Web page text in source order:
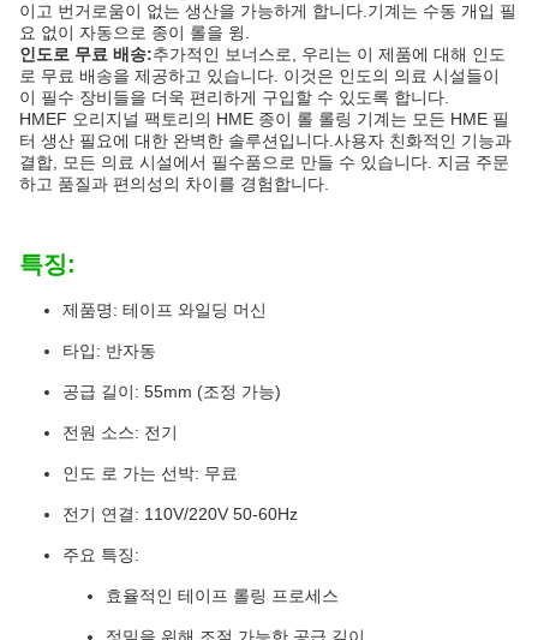
이고 번거로움이 없는 생산을 가능하게 합니다.기계는 수동 개입 필
요 없이 자동으로 종이 롤을 윙.
인도로 무료 배송:추가적인 보너스로, 우리는 이 제품에 대해 인도
로 무료 배송을 제공하고 있습니다. 이것은 인도의 의료 시설들이
이 필수 장비들을 더욱 편리하게 구입할 수 있도록 합니다.
HMEF 오리지널 팩토리의 HME 종이 롤 롤링 기계는 모든 HME 필
터 생산 필요에 대한 완벽한 솔루션입니다.사용자 친화적인 기능과
결합, 모든 의료 시설에서 필수품으로 만들 수 있습니다. 지금 주문
하고 품질과 편의성의 차이를 경험합니다.
특징:
제품명: 테이프 와일딩 머신
타입: 반자동
공급 길이: 55mm (조정 가능)
전원 소스: 전기
인도 로 가는 선박: 무료
전기 연결: 110V/220V 50-60Hz
주요 특징:
효율적인 테이프 롤링 프로세스